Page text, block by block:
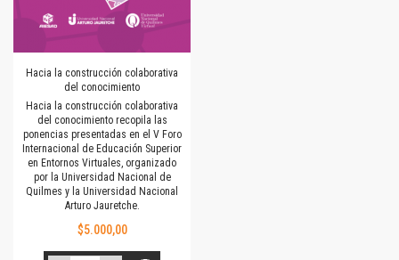
Hacia la construcción colaborativa
del conocimiento
Hacia la construcción colaborativa
del conocimiento recopila las
ponencias presentadas en el V Foro
Internacional de Educación Superior
en Entornos Virtuales, organizado
por la Universidad Nacional de
Quilmes y la Universidad Nacional
Arturo Jauretche.
$5.000,00